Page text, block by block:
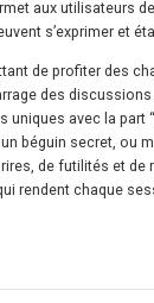
aux utilisateurs
s’exprimer et
de profiter des
des
avec la part
béguin secret, ou
de futilités et
chaque